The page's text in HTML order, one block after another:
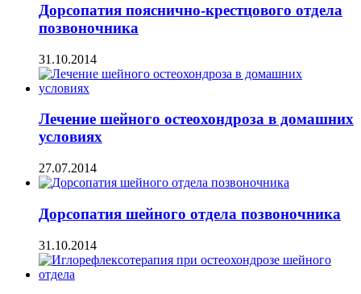
Дорсопатия пояснично-крестцового отдела
позвоночника
31.10.2014
Лечение шейного остеохондроза в домашних
условиях
27.07.2014
Дорсопатия шейного отдела позвоночника
31.10.2014